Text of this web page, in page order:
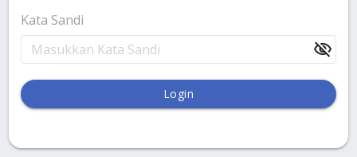
Kata Sandi
visibility_off
Login